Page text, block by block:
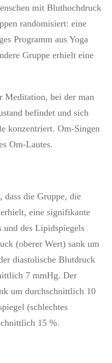
mit Bluthochdruck
randomisiert: eine
Programm aus Yoga
Gruppe erhielt eine
Meditation, bei der man
befindet und sich
konzentriert. Om-Singen
Om-Lautes.
dass die Gruppe, die
eine signifikante
und des Lipidspiegels
(oberer Wert) sank um
diastolische Blutdruck
7 mmHg. Der
um durchschnittlich 10
(schlechtes
15 %.